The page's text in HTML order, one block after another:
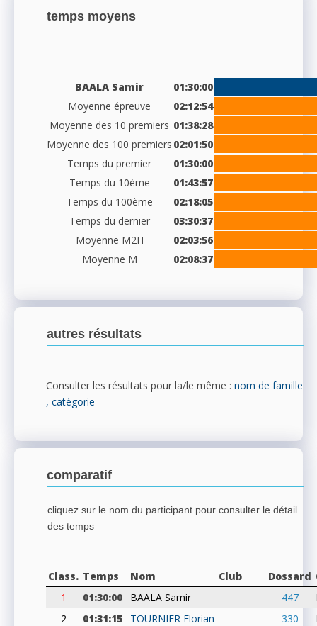
temps moyens
BAALA Samir
01:30:00
Moyenne épreuve
02:12:54
Moyenne des 10 premiers 01:38:28
Moyenne des 100 premiers 02:01:50
Temps du premier
01:30:00
Temps du 10ème
01:43:57
Temps du 100ème
02:18:05
Temps du dernier
03:30:37
Moyenne M2H
02:03:56
Moyenne M
02:08:37
autres résultats
Consulter les résultats pour la/le même : nom de famille
, catégorie
comparatif
cliquez sur le nom du participant pour consulter le détail
des temps
Class. Temps Nom Club Dossard
1
01:30:00 BAALA Samir 447
2
01:31:15 TOURNIER Florian 330